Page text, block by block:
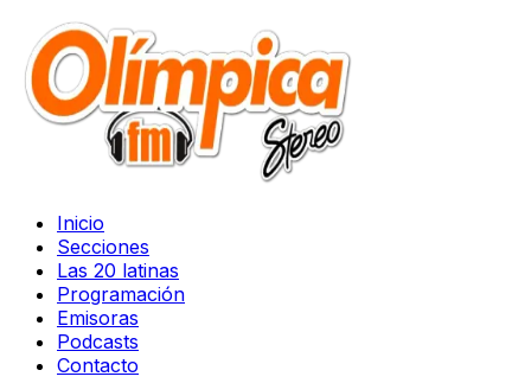
Inicio
Secciones
Las 20 latinas
Programación
Emisoras
Podcasts
Contacto